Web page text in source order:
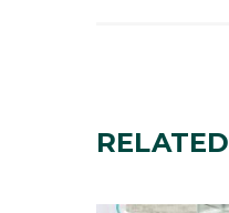
RELATED